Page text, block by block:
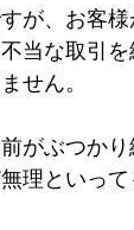
が、お客
当な取引
せん。
がぶつか
理といって